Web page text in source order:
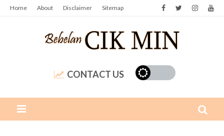
Home About Disclaimer Sitemap
CONTACT US